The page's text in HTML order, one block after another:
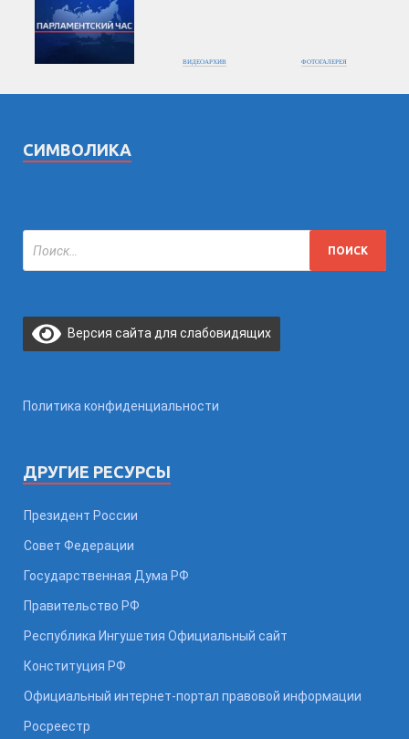
ВИДЕОАРХИВ ФОТОГАЛЕРЕЯ
СИМВОЛИКА
Версия сайта для слабовидящих
Политика конфиденциальности
ДРУГИЕ РЕСУРСЫ
Президент России
Совет Федерации
Государственная Дума РФ
Правительство РФ
Республика Ингушетия Официальный сайт
Конституция РФ
Официальный интернет-портал правовой информации
Росреестр